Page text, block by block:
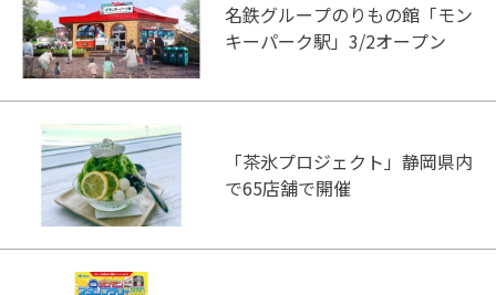
名鉄グループのりもの館「モン
キーパーク駅」3/2オープン
「茶氷プロジェクト」静岡県内
で65店舗で開催